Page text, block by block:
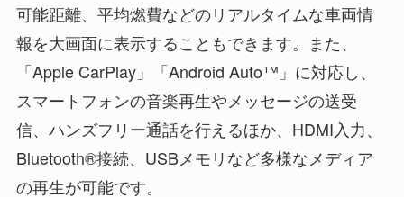
可能距離、平均燃費などのリアルタイムな車両情
報を大画面に表示することもできます。また、
「Apple CarPlay」「Android Auto™」に対応し、
スマートフォンの音楽再生やメッセージの送受
信、ハンズフリー通話を行えるほか、HDMI入力、
Bluetooth®接続、USBメモリなど多様なメディア
の再生が可能です。